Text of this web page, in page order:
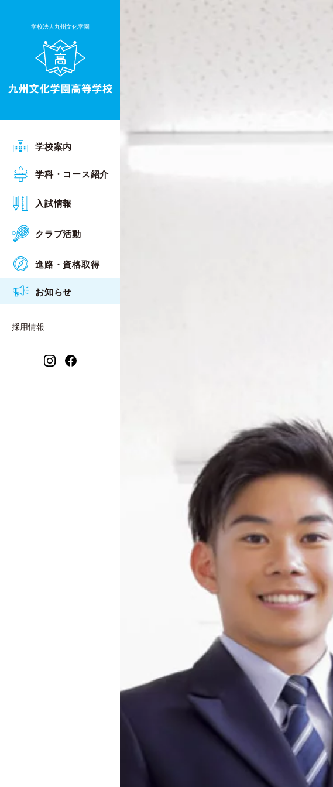
学校法人九州文化学園
学校案内
ごあいさつ
沿革
行事予定
校章・校歌
アクセス
情報公開
学科・コース紹介
通科 Sアカデミーコース
通科 Sグローバルコース
物調理科
生看護科
生看護専攻科
入試情報
オープンスクール
入試相談会
クラブ活動
進路・資格取得
お知らせ
2026年度
採用情報